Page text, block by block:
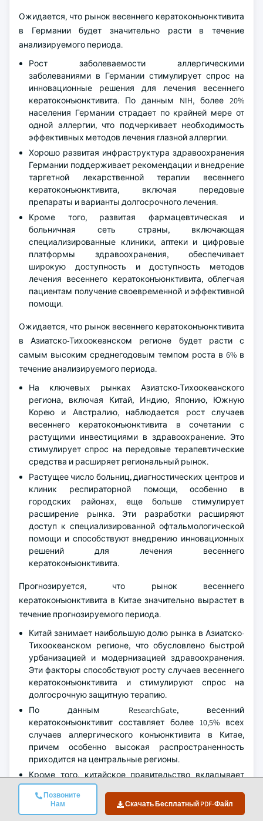
Позвоните
Нам
Скачать Бесплатный PDF-Файл
Ожидается, что рынок весеннего кератоконъюнктивита
в Германии будет значительно расти в течение
анализируемого периода.
Рост заболеваемости аллергическими
заболеваниями в Германии стимулирует спрос на
инновационные решения для лечения весеннего
кератоконъюнктивита. По данным NIH, более 20%
населения Германии страдает по крайней мере от
одной аллергии, что подчеркивает необходимость
эффективных методов лечения глазной аллергии.
Хорошо развитая инфраструктура здравоохранения
Германии поддерживает рекомендации и внедрение
таргетной лекарственной терапии весеннего
кератоконъюнктивита, включая передовые
препараты и варианты долгосрочного лечения.
Кроме того, развитая фармацевтическая и
больничная сеть страны, включающая
специализированные клиники, аптеки и цифровые
платформы здравоохранения, обеспечивает
широкую доступность и доступность методов
лечения весеннего кератоконъюнктивита, облегчая
пациентам получение своевременной и эффективной
помощи.
Ожидается, что рынок весеннего кератоконъюнктивита
в Азиатско-Тихоокеанском регионе будет расти с
самым высоким среднегодовым темпом роста в 6% в
течение анализируемого периода.
На ключевых рынках Азиатско-Тихоокеанского
региона, включая Китай, Индию, Японию, Южную
Корею и Австралию, наблюдается рост случаев
весеннего кератоконъюнктивита в сочетании с
растущими инвестициями в здравоохранение. Это
стимулирует спрос на передовые терапевтические
средства и расширяет региональный рынок.
Растущее число больниц, диагностических центров и
клиник респираторной помощи, особенно в
городских районах, еще больше стимулирует
расширение рынка. Эти разработки расширяют
доступ к специализированной офтальмологической
помощи и способствуют внедрению инновационных
решений для лечения весеннего
кератоконъюнктивита.
Прогнозируется, что рынок весеннего
кератоконъюнктивита в Китае значительно вырастет в
течение прогнозируемого периода.
Китай занимает наибольшую долю рынка в Азиатско-
Тихоокеанском регионе, что обусловлено быстрой
урбанизацией и модернизацией здравоохранения.
Эти факторы способствуют росту случаев весеннего
кератоконъюнктивита и стимулируют спрос на
долгосрочную защитную терапию.
По данным ResearchGate, весенний
кератоконъюнктивит составляет более 10,5% всех
случаев аллергического конъюнктивита в Китае,
причем особенно высокая распространенность
приходится на центральные регионы.
Кроме того, китайское правительство вкладывает
значительные средства в инфраструктуру
здравоохранения и цифровые платформы, стремясь
улучшить распределение и доступность лечения как